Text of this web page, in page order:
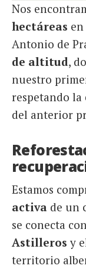
Nos
hectáreas
Antonio de
de altitud,
nuestro
respetando
del anterior
Estamos
activa de un
se conecta
Astilleros y
territorio